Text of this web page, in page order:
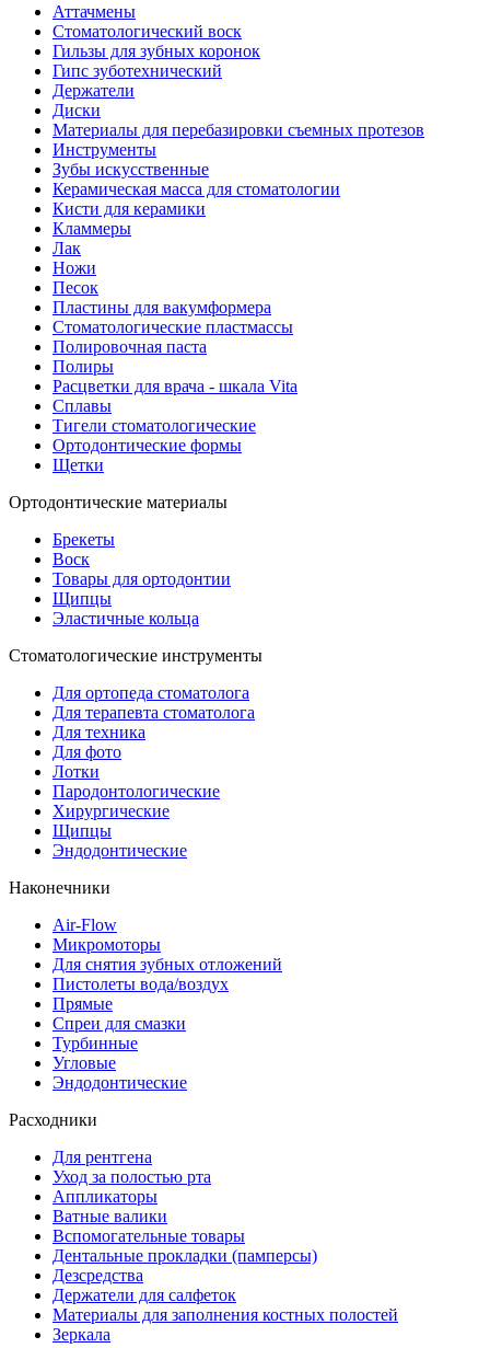
Аттачмены
Стоматологический воск
Гильзы для зубных коронок
Гипс зуботехнический
Держатели
Диски
Материалы для перебазировки съемных протезов
Инструменты
Зубы искусственные
Керамическая масса для стоматологии
Кисти для керамики
Кламмеры
Лак
Ножи
Песок
Пластины для вакумформера
Стоматологические пластмассы
Полировочная паста
Полиры
Расцветки для врача - шкала Vita
Сплавы
Тигели стоматологические
Ортодонтические формы
Щетки
Ортодонтические материалы
Брекеты
Воск
Товары для ортодонтии
Щипцы
Эластичные кольца
Стоматологические инструменты
Для ортопеда стоматолога
Для терапевта стоматолога
Для техника
Для фото
Лотки
Пародонтологические
Хирургические
Щипцы
Эндодонтические
Наконечники
Air-Flow
Микромоторы
Для снятия зубных отложений
Пистолеты вода/воздух
Прямые
Спреи для смазки
Турбинные
Угловые
Эндодонтические
Расходники
Для рентгена
Уход за полостью рта
Аппликаторы
Ватные валики
Вспомогательные товары
Дентальные прокладки (памперсы)
Дезсредства
Держатели для салфеток
Материалы для заполнения костных полостей
Зеркала